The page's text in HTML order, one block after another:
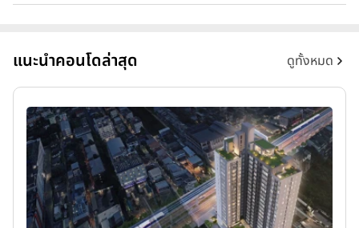
แนะนำคอนโดล่าสุด ดูทั้งหมด